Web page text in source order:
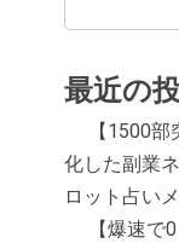
最近の
【1500
化した副業
ロット占い
【爆速